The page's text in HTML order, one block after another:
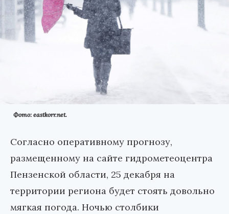
Фото: eastkorr.net.
Согласно оперативному прогнозу,
размещенному на сайте гидрометеоцентра
Пензенской области, 25 декабря на
территории региона будет стоять довольно
мягкая погода. Ночью столбики